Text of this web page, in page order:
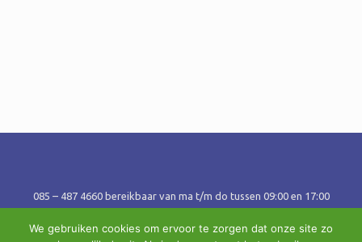
085 – 487 4660 bereikbaar van ma t/m do tussen 09:00 en 17:00
uur
info@bespaargarant | Arthur van Schendelstraat 600, 3511MJ
We gebruiken cookies om ervoor te zorgen dat onze site zo